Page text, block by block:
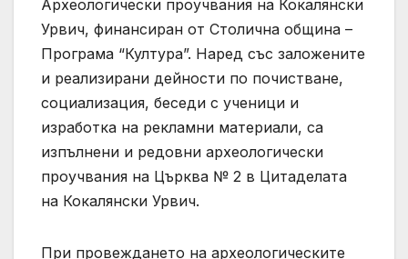
Археологически проучвания на Кокалянски
Урвич, финансиран от Столична община –
Програма “Култура”. Наред със заложените
и реализирани дейности по почистване,
социализация, беседи с ученици и
изработка на рекламни материали, са
изпълнени и редовни археологически
проучвания на Църква № 2 в Цитаделата
на Кокалянски Урвич.
При провеждането на археологическите